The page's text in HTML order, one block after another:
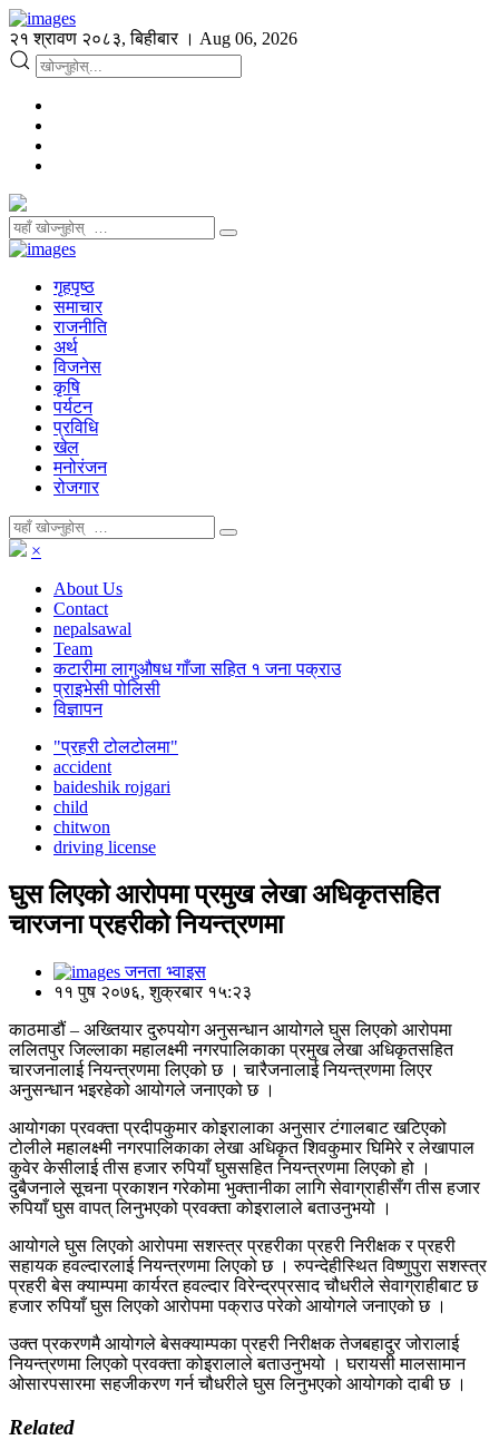
२१ श्रावण २०८३, बिहीबार । Aug 06, 2026
गृहपृष्ठ
समाचार
राजनीति
अर्थ
विजनेस
कृषि
पर्यटन
प्रविधि
खेल
मनोरंजन
रोजगार
×
About Us
Contact
nepalsawal
Team
कटारीमा लागुऔषध गाँजा सहित १ जना पक्राउ
प्राइभेसी पोलिसी
विज्ञापन
"प्रहरी टोलटोलमा"
accident
baideshik rojgari
child
chitwon
driving license
घुस लिएको आरोपमा प्रमुख लेखा अधिकृतसहित
चारजना प्रहरीको नियन्त्रणमा
जनता भ्वाइस
११ पुष २०७६, शुक्रबार १५:२३
काठमाडौं – अख्तियार दुरुपयोग अनुसन्धान आयोगले घुस लिएको आरोपमा
ललितपुर जिल्लाका महालक्ष्मी नगरपालिकाका प्रमुख लेखा अधिकृतसहित
चारजनालाई नियन्त्रणमा लिएको छ । चारैजनालाई नियन्त्रणमा लिएर
अनुसन्धान भइरहेको आयोगले जनाएको छ ।
आयोगका प्रवक्ता प्रदीपकुमार कोइरालाका अनुसार टंगालबाट खटिएको
टोलीले महालक्ष्मी नगरपालिकाका लेखा अधिकृत शिवकुमार घिमिरे र लेखापाल
कुवेर केसीलाई तीस हजार रुपियाँ घुससहित नियन्त्रणमा लिएको हो ।
दुबैजनाले सूचना प्रकाशन गरेकोमा भुक्तानीका लागि सेवाग्राहीसँग तीस हजार
रुपियाँ घुस वापत् लिनुभएको प्रवक्ता कोइरालाले बताउनुभयो ।
आयोगले घुस लिएको आरोपमा सशस्त्र प्रहरीका प्रहरी निरीक्षक र प्रहरी
सहायक हवल्दारलाई नियन्त्रणमा लिएको छ । रुपन्देहीस्थित विष्णुपुरा सशस्त्र
प्रहरी बेस क्याम्पमा कार्यरत हवल्दार विरेन्द्रप्रसाद चौधरीले सेवाग्राहीबाट छ
हजार रुपियाँ घुस लिएको आरोपमा पक्राउ परेको आयोगले जनाएको छ ।
उक्त प्रकरणमै आयोगले बेसक्याम्पका प्रहरी निरीक्षक तेजबहादुर जोरालाई
नियन्त्रणमा लिएको प्रवक्ता कोइरालाले बताउनुभयो । घरायसी मालसामान
ओसारपसारमा सहजीकरण गर्न चौधरीले घुस लिनुभएको आयोगको दाबी छ ।
Related